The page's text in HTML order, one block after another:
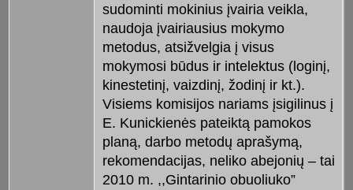
sudominti mokinius įvairia veikla,
naudoja įvairiausius mokymo
metodus, atsižvelgia į visus
mokymosi būdus ir intelektus (loginį,
kinestetinį, vaizdinį, žodinį ir kt.).
Visiems komisijos nariams įsigilinus į
E. Kunickienės pateiktą pamokos
planą, darbo metodų aprašymą,
rekomendacijas, neliko abejonių – tai
2010 m. ,,Gintarinio obuoliuko”